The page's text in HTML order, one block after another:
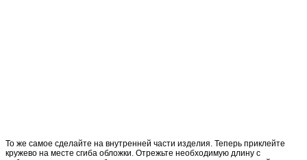
То же самое сделайте на внутренней части изделия. Теперь приклейте
кружево на месте сгиба обложки. Отрежьте необходимую длину с